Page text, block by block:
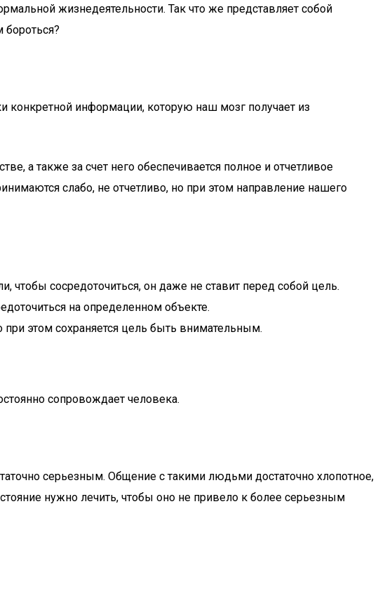
жизнедеятельности. Так что же представляет собой
бороться?
конкретной информации, которую наш мозг получает из
а также за счет него обеспечивается полное и отчетливое
слабо, не отчетливо, но при этом направление нашего
чтобы сосредоточиться, он даже не ставит перед собой цель.
на определенном объекте.
этом сохраняется цель быть внимательным.
сопровождает человека.
серьезным. Общение с такими людьми достаточно хлопотное,
нужно лечить, чтобы оно не привело к более серьезным